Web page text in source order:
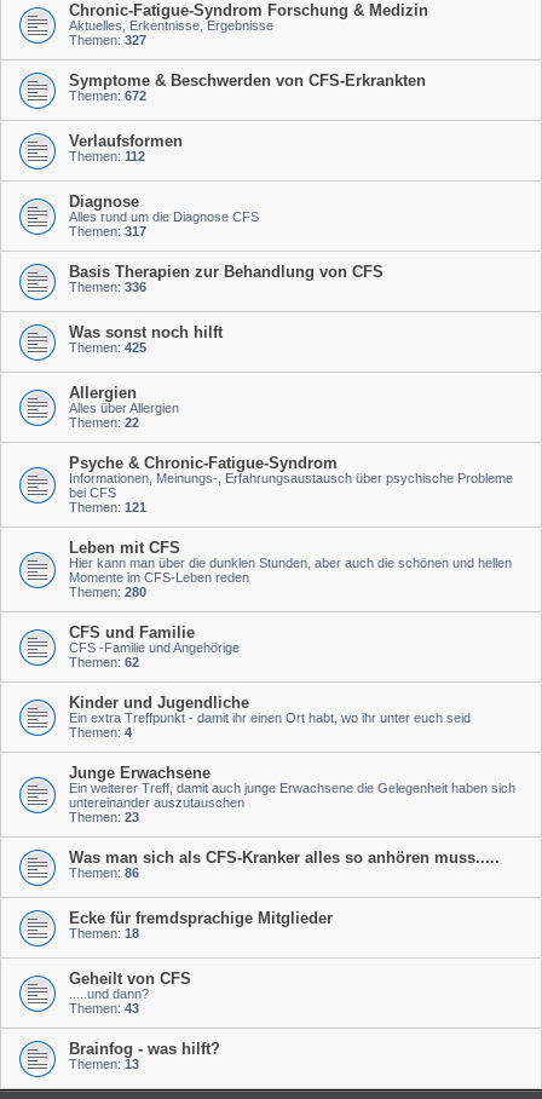
Chronic-Fatigue-Syndrom Forschung & Medizin
Aktuelles, Erkentnisse, Ergebnisse
Themen: 327
Symptome & Beschwerden von CFS-Erkrankten
Themen: 672
Verlaufsformen
Themen: 112
Diagnose
Alles rund um die Diagnose CFS
Themen: 317
Basis Therapien zur Behandlung von CFS
Themen: 336
Was sonst noch hilft
Themen: 425
Allergien
Alles über Allergien
Themen: 22
Psyche & Chronic-Fatigue-Syndrom
Informationen, Meinungs-, Erfahrungsaustausch über psychische Probleme
bei CFS
Themen: 121
Leben mit CFS
Hier kann man über die dunklen Stunden, aber auch die schönen und hellen
Momente im CFS-Leben reden
Themen: 280
CFS und Familie
CFS -Familie und Angehörige
Themen: 62
Kinder und Jugendliche
Ein extra Treffpunkt - damit ihr einen Ort habt, wo ihr unter euch seid
Themen: 4
Junge Erwachsene
Ein weiterer Treff, damit auch junge Erwachsene die Gelegenheit haben sich
untereinander auszutauschen
Themen: 23
Was man sich als CFS-Kranker alles so anhören muss.....
Themen: 86
Ecke für fremdsprachige Mitglieder
Themen: 18
Geheilt von CFS
.....und dann?
Themen: 43
Brainfog - was hilft?
Themen: 13